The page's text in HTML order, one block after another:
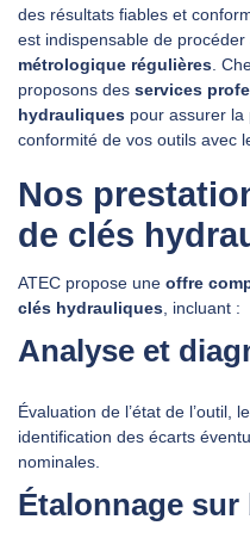
des résultats fiables et
est indispensable de procéder
métrologique régulières .
proposons des services
hydrauliques pour assurer la
conformité de vos outils avec
Nos
de clés
ATEC propose une offre
clés hydrauliques, incluant :
Analyse et
Évaluation de l’état de l’outil,
identification des écarts
nominales.
Étalonnage